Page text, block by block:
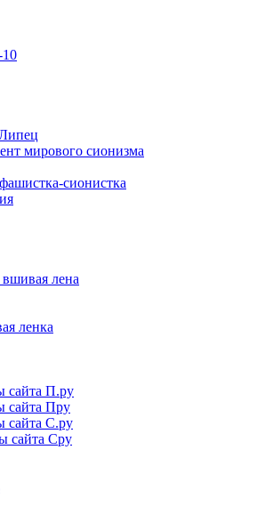
мирового сионизма
сионистка
лена
ленка
сайта П.ру
сайта Пру
сайта С.ру
сайта Сру